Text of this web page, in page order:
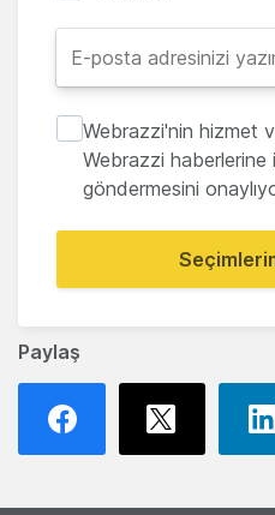
Paylaş
Webrazzi'nin hizmet
Webrazzi
göndermesini